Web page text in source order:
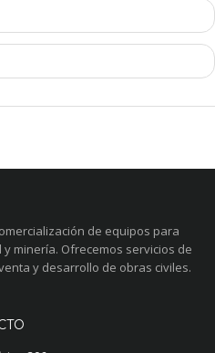
de equipos para
minería. Ofrecemos servicios de
y desarrollo de obras civiles.